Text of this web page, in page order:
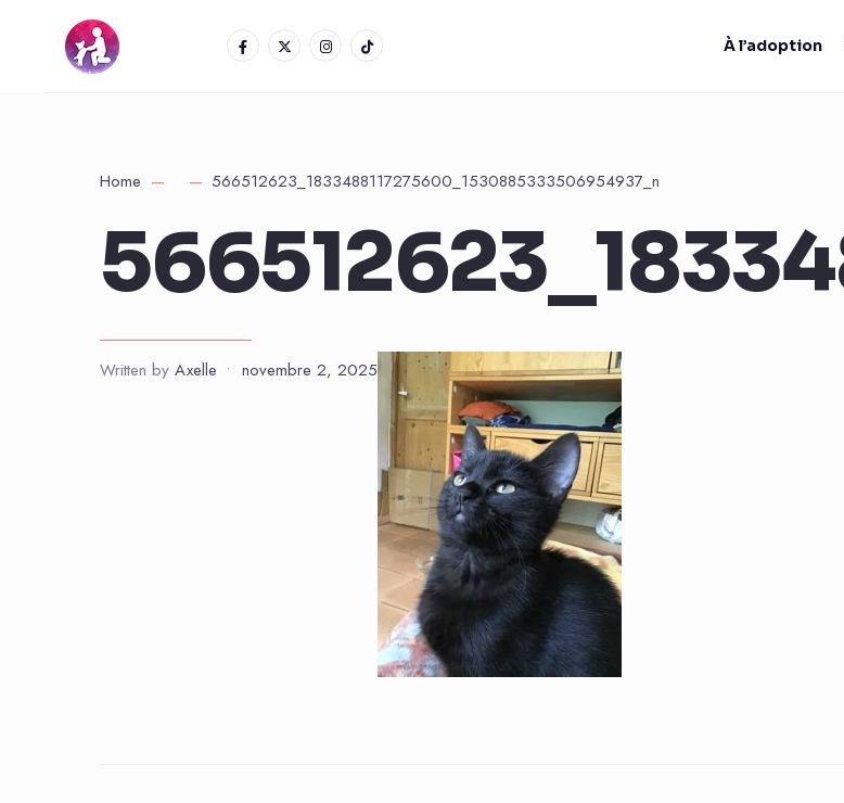
À l’adoption
Home 566512623_1833488117275600_1530885333506954937_n
Written by Axelle • novembre 2, 2025